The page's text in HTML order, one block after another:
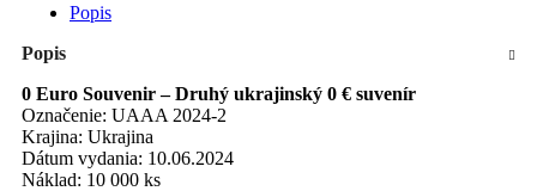
Popis
Popis
0 Euro Souvenir – Druhý ukrajinský 0 € suvenír
Označenie: UAAA 2024-2
Krajina: Ukrajina
Dátum vydania: 10.06.2024
Náklad: 10 000 ks